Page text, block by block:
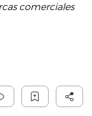
comerciales